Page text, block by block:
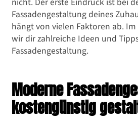
Fassadengestaltung deines
hängt von vielen Faktoren ab.
wir dir zahlreiche Ideen und
Fassadengestaltung.
Moderne
kostengünstig